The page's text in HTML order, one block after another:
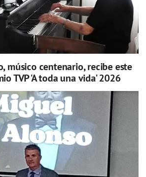
músico centenario, recibe este
TVP 'A toda una vida' 2026